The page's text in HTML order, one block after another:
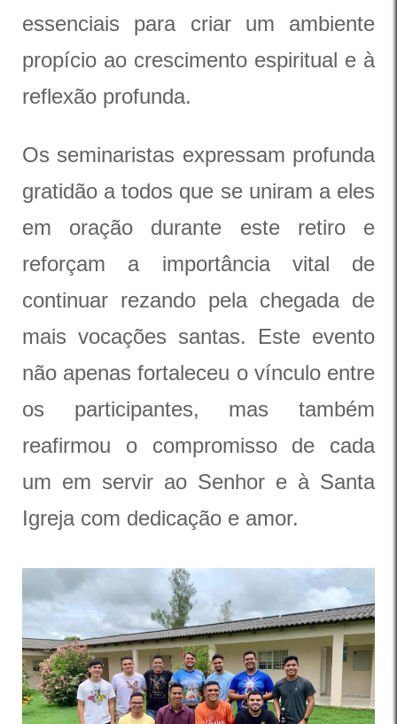
essenciais para criar um ambiente
propício ao crescimento espiritual e à
reflexão profunda.
Os seminaristas expressam profunda
gratidão a todos que se uniram a eles
em oração durante este retiro e
reforçam a importância vital de
continuar rezando pela chegada de
mais vocações santas. Este evento
não apenas fortaleceu o vínculo entre
os participantes, mas também
reafirmou o compromisso de cada
um em servir ao Senhor e à Santa
Igreja com dedicação e amor.